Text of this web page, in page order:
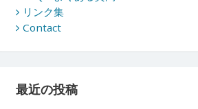
リンク集
Contact
最近の投稿